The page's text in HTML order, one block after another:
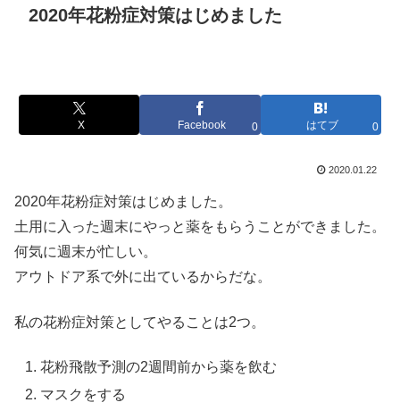
2020年花粉症対策はじめました
X Facebook 0 はてブ 0
2020.01.22
2020年花粉症対策はじめました。
土用に入った週末にやっと薬をもらうことができました。
何気に週末が忙しい。
アウトドア系で外に出ているからだな。
私の花粉症対策としてやることは2つ。
花粉飛散予測の2週間前から薬を飲む
マスクをする